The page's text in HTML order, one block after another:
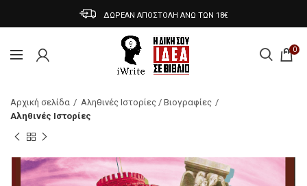
ΔΩΡΕΑΝ ΑΠΟΣΤΟΛΗ ΑΝΩ ΤΩΝ 18€
0
Αρχική σελίδα
Αληθινές Ιστορίες / Βιογραφίες
Αληθινές Ιστορίες